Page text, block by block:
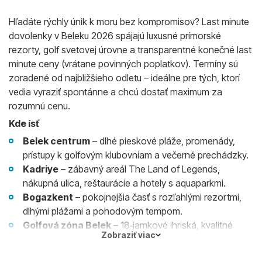
Hľadáte rýchly únik k moru bez kompromisov? Last minute
dovolenky v Beleku 2026 spájajú luxusné prímorské
rezorty, golf svetovej úrovne a transparentné konečné last
minute ceny (vrátane povinných poplatkov). Termíny sú
zoradené od najbližšieho odletu – ideálne pre tých, ktorí
vedia vyraziť spontánne a chcú dostať maximum za
rozumnú cenu.
Kde ísť
Belek centrum – dlhé pieskové pláže, promenády,
prístupy k golfovým klubovniam a večerné prechádzky.
Kadriye – zábavný areál The Land of Legends,
nákupná ulica, reštaurácie a hotely s aquaparkmi.
Bogazkent – pokojnejšia časť s rozľahlými rezortmi,
dlhými plážami a pohodovým tempom.
Golfová zóna Belek – 18‑jamkové ihriská, kvalitné
tréningové zázemie a hotely so shuttleom na tee‑time.
Zobraziť viac